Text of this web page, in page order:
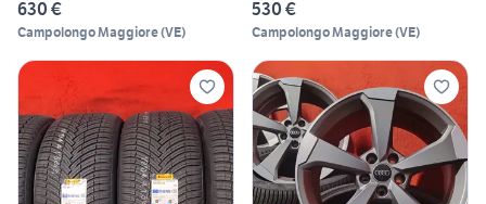
630 €
Campolongo Maggiore(VE)
530 €
Campolongo Maggiore(VE)